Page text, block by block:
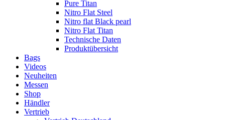
Pure Titan
Nitro Flat Steel
Nitro flat Black pearl
Nitro Flat Titan
Technische Daten
Produktübersicht
Bags
Videos
Neuheiten
Messen
Shop
Händler
Vertrieb